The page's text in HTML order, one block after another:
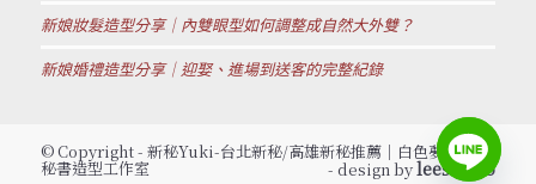
新娘妝髮造型分享｜內雙眼型如何調整成自然大外雙？
新娘婚禮造型分享｜迎娶、進場到送客的完整紀錄
© Copyright - 新秘Yuki-台北新秘/高雄新秘推薦│白色夢幻新娘
秘書造型工作室 - design byleestudio